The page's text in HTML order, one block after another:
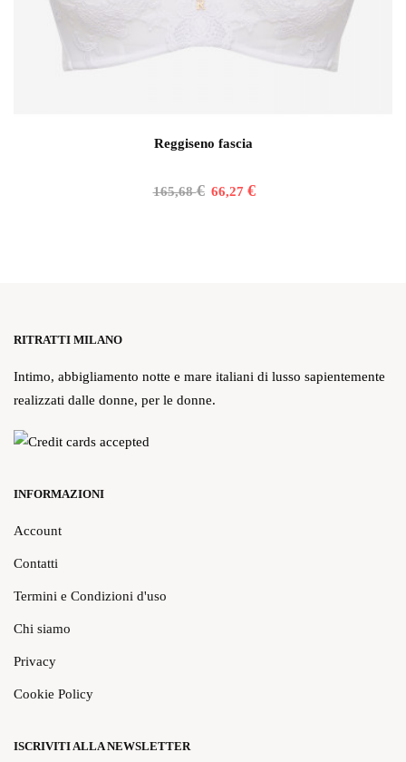
Reggiseno fascia
165,68€ 66,27 €
RITRATTI MILANO
Intimo, abbigliamento notte e mare italiani di lusso sapientemente
realizzati dalle donne, per le donne.
INFORMAZIONI
Account
Contatti
Termini e Condizioni d'uso
Chi siamo
Privacy
Cookie Policy
ISCRIVITI ALLA NEWSLETTER